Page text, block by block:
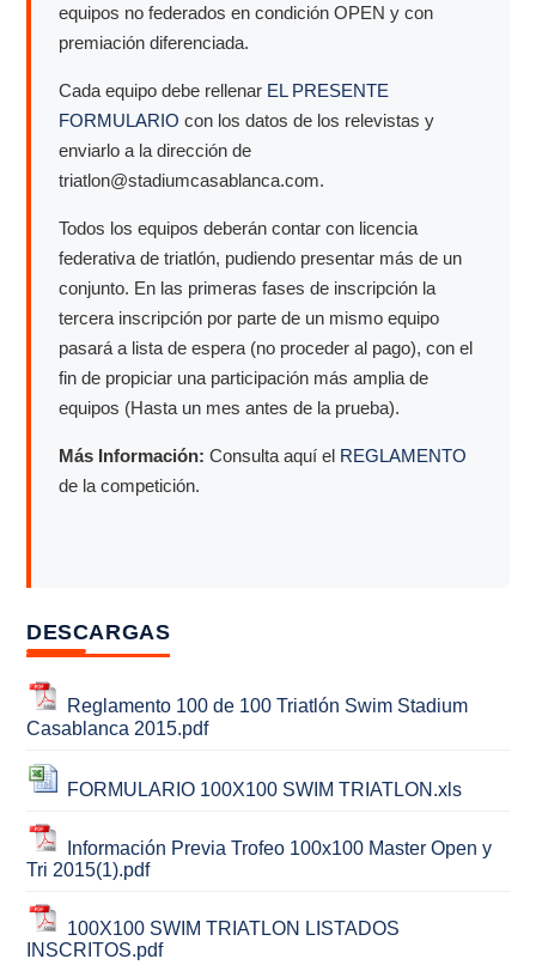
equipos no federados en condición OPEN y con
premiación diferenciada.
Cada equipo debe rellenar EL PRESENTE
FORMULARIO con los datos de los relevistas y
enviarlo a la dirección de
triatlon@stadiumcasablanca.com.
Todos los equipos deberán contar con licencia
federativa de triatlón, pudiendo presentar más de un
conjunto. En las primeras fases de inscripción la
tercera inscripción por parte de un mismo equipo
pasará a lista de espera (no proceder al pago), con el
fin de propiciar una participación más amplia de
equipos (Hasta un mes antes de la prueba).
Más Información: Consulta aquí el REGLAMENTO
de la competición.
DESCARGAS
Reglamento 100 de 100 Triatlón Swim Stadium
Casablanca 2015.pdf
FORMULARIO 100X100 SWIM TRIATLON.xls
Información Previa Trofeo 100x100 Master Open y
Tri 2015(1).pdf
100X100 SWIM TRIATLON LISTADOS
INSCRITOS.pdf